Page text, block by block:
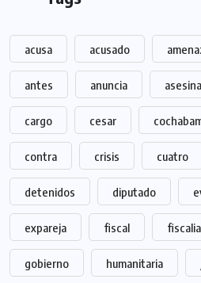
acusa acusado
antes anuncia
cargo cesar
contra crisis cuatro
detenidos diputado
expareja fiscal fiscalia
gobierno humanitaria